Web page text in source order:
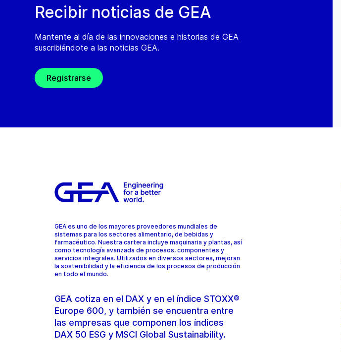
Recibir noticias de GEA
Mantente al día de las innovaciones e historias de GEA
suscribiéndote a las noticias GEA.
Registrarse
GEA es uno de los mayores proveedores mundiales de
sistemas para los sectores alimentario, de bebidas y
farmacéutico. Nuestra cartera incluye maquinaria y plantas, así
como tecnología avanzada de procesos, componentes y
servicios integrales. Utilizados en diversos sectores, mejoran
la sostenibilidad y la eficiencia de los procesos de producción
en todo el mundo.
GEA cotiza en el DAX y en el índice STOXX®
Europe 600, y también se encuentra entre
las empresas que componen los índices
DAX 50 ESG y MSCI Global Sustainability.